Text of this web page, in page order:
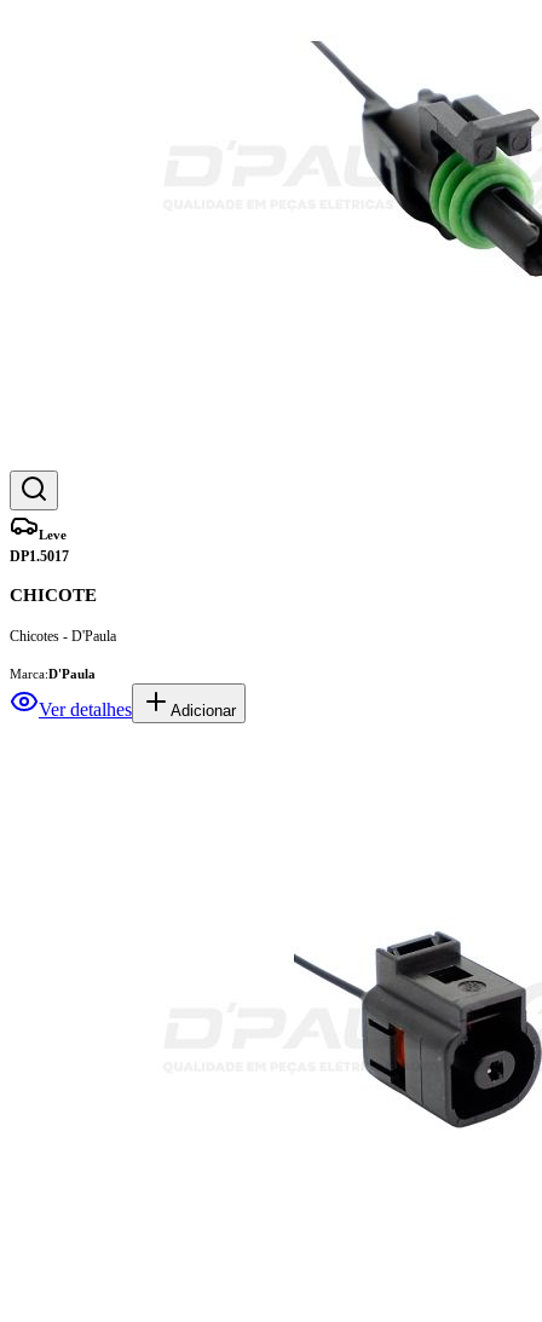
Leve
DP1.5017
CHICOTE
Chicotes - D'Paula
Marca:D'Paula
Ver detalhes Adicionar